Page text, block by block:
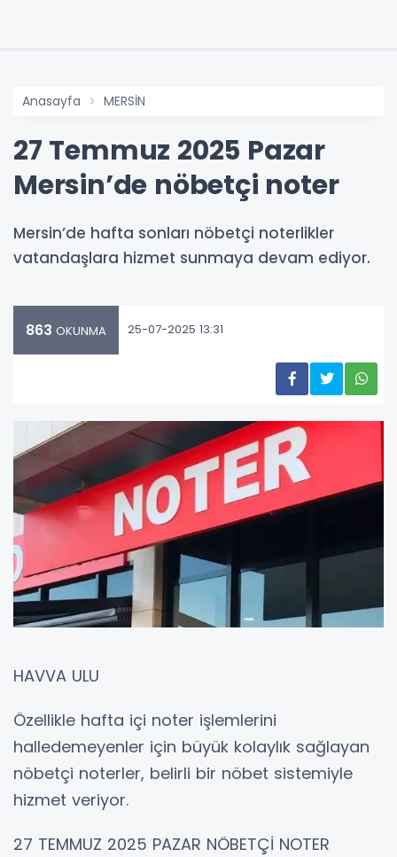
Anasayfa MERSİN
27 Temmuz 2025 Pazar
Mersin’de nöbetçi noter
Mersin’de hafta sonları nöbetçi noterlikler
vatandaşlara hizmet sunmaya devam ediyor.
863 OKUNMA 25-07-2025 13:31
HAVVA ULU
Özellikle hafta içi noter işlemlerini
halledemeyenler için büyük kolaylık sağlayan
nöbetçi noterler, belirli bir nöbet sistemiyle
hizmet veriyor.
27 TEMMUZ 2025 PAZAR NÖBETÇİ NOTER